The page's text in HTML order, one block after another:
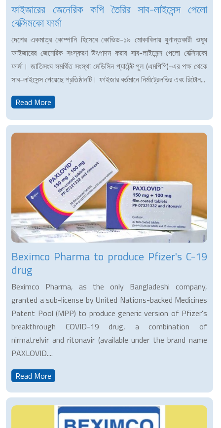
ফাইজারের জেনেরিক কপি তৈরির সাব-লাইসেন্স পেলো
বেক্সিমকো ফার্মা
দেশের একমাত্র কোম্পানি হিসেবে কোভিড-১৯ মোকাবিলায় যুগান্তকারী ওষুধ
ফাইজারের জেনেরিক সংস্করণ উৎপাদন করার সাব-লাইসেন্স পেলো বেক্সিমকো
ফার্মা। জাতিসংঘ সমর্থিত সংস্থা মেডিসিন প্যাটেন্ট পুল (এমপিপি)-এর পক্ষ থেকে
সাব-লাইসেন্স পেয়েছে প্রতিষ্ঠানটি। ফাইজার বর্তমানে নির্মাট্রেলভির এবং রিটোন...
Read More
Beximco Pharma to produce Pfizer's C-19
drug
Beximco Pharma, as the only Bangladeshi company,
granted a sub-license by United Nations-backed Medicines
Patent Pool (MPP) to produce generic version of Pfizer's
breakthrough COVID-19 drug, a combination of
nirmatrelvir and ritonavir (available under the brand name
PAXLOVID....
Read More